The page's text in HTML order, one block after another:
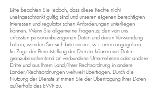
Bitte beachten Sie jedoch, dass diese Rechte nicht
uneingeschränkt gültig sind und unseren eigenen berechtigten
Interessen und regulatorischen Anforderungen unterliegen
können. Wenn Sie allgemeine Fragen zu den von uns
erfassten personenbezogenen Daten und deren Verwendung
haben, wenden Sie sich bitte an uns, wie unten angegeben.
Im Zuge der Bereitstellung der Dienste können wir Daten
grenzüberschreitend an verbundene Unternehmen oder andere
Dritte und aus Ihrem Land/Ihrer Rechtsordnung in andere
Länder/Rechtsordnungen weltweit übertragen. Durch die
Nutzung der Dienste stimmen Sie der Übertragung Ihrer Daten
außerhalb des EWR zu.